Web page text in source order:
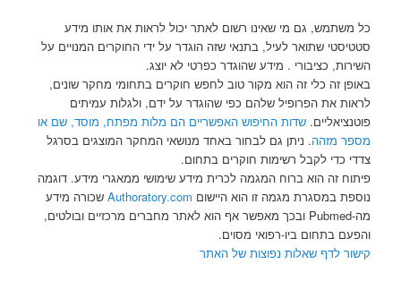
כל משתמש, גם מי שאינו רשום לאתר יכול לראות את אותו מידע
סטטיסטי שתואר לעיל, בתנאי שזה הוגדר על ידי החוקרים המנויים על
השירות, כציבורי . מידע שהוגדר כפרטי לא יוצג.
באופן זה כלי זה הוא מקור טוב לחפש חוקרים בתחומי מחקר שונים,
לראות את הפרופיל שלהם כפי שהוגדר על ידם, ולגלות עמיתים
פוטנציאליים.שדות החיפוש האפשריים הם מלות מפתח, מוסד, שם או
מספר מזהה. ניתן גם לבחור באחד מנושאי המחקר המוצגים בסרגל
צדדי כדי לקבל רשימות חוקרים בתחום.
פיתוח זה הוא ברוח המגמה לכרית מידע שימושי ממאגרי מידע. דוגמה
נוספת במסגרת מגמה זו הוא היישום Authoratory.com שכורה מידע
מה-Pubmed ובכך מאפשר אף הוא לאתר מחברים מרכזיים ובולטים,
והפעם בתחום ביו-רפואי מסוים.
קישור לדף שאלות נפוצות של האתר